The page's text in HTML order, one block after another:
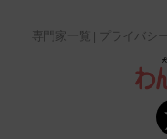
専門家一覧
プライバシ